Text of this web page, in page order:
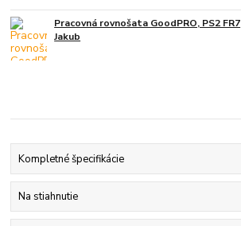
Pracovná rovnošata GoodPRO, PS2 FR7
Jakub
Kompletné špecifikácie
Na stiahnutie